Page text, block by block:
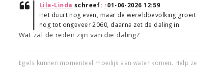
Lila-Linda schreef: ↑01-06-2026 12:59
Het duurt nog even, maar de wereldbevolking groeit
nog tot ongeveer 2060, daarna zet de daling in.
Wat zal de reden zijn van die daling?
Egels kunnen momenteel moeilijk aan water komen. Help ze